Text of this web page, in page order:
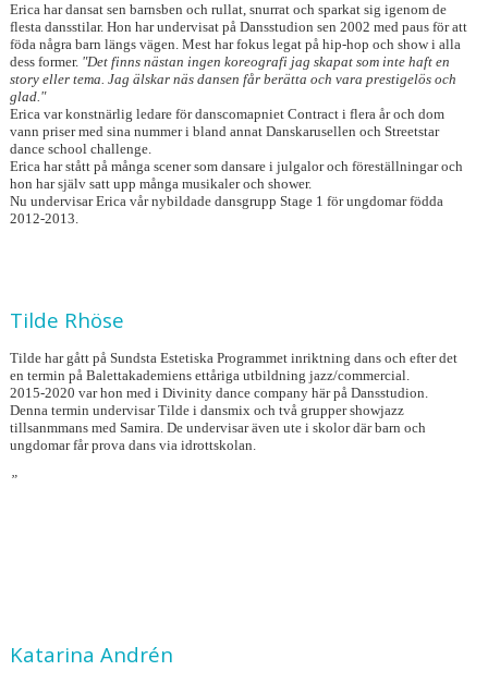
Erica har dansat sen barnsben och rullat, snurrat och sparkat sig igenom de
flesta dansstilar. Hon har undervisat på Dansstudion sen 2002 med paus för att
föda några barn längs vägen. Mest har fokus legat på hip-hop och show i alla
dess former. "Det finns nästan ingen koreografi jag skapat som inte haft en
story eller tema. Jag älskar näs dansen får berätta och vara prestigelös och
glad."
Erica var konstnärlig ledare för danscomapniet Contract i flera år och dom
vann priser med sina nummer i bland annat Danskarusellen och Streetstar
dance school challenge.
Erica har stått på många scener som dansare i julgalor och föreställningar och
hon har själv satt upp många musikaler och shower.
Nu undervisar Erica vår nybildade dansgrupp Stage 1 för ungdomar födda
2012-2013.
Tilde Rhöse
Tilde har gått på Sundsta Estetiska Programmet inriktning dans och efter det
en termin på Balettakademiens ettåriga utbildning jazz/commercial.
2015-2020 var hon med i Divinity dance company här på Dansstudion.
Denna termin undervisar Tilde i dansmix och två grupper showjazz
tillsanmmans med Samira. De undervisar även ute i skolor där barn och
ungdomar får prova dans via idrottskolan.
”
Katarina Andrén